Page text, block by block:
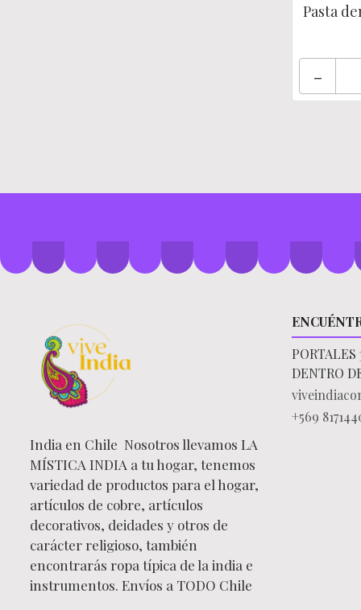
Pasta
-
India en Chile Nosotros llevamos LA
MÍSTICA INDIA a tu hogar, tenemos
variedad de productos para el hogar,
artículos de cobre, artículos
decorativos, deidades y otros de
carácter religioso, también
encontrarás ropa típica de la india e
instrumentos. Envíos a TODO Chile
DENTRO
+569